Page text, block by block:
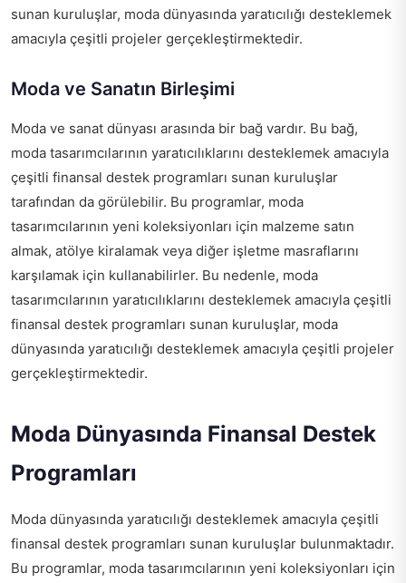
sunan kuruluşlar, moda dünyasında yaratıcılığı desteklemek
amacıyla çeşitli projeler gerçekleştirmektedir.
Moda ve Sanatın Birleşimi
Moda ve sanat dünyası arasında bir bağ vardır. Bu bağ,
moda tasarımcılarının yaratıcılıklarını desteklemek amacıyla
çeşitli finansal destek programları sunan kuruluşlar
tarafından da görülebilir. Bu programlar, moda
tasarımcılarının yeni koleksiyonları için malzeme satın
almak, atölye kiralamak veya diğer işletme masraflarını
karşılamak için kullanabilirler. Bu nedenle, moda
tasarımcılarının yaratıcılıklarını desteklemek amacıyla çeşitli
finansal destek programları sunan kuruluşlar, moda
dünyasında yaratıcılığı desteklemek amacıyla çeşitli projeler
gerçekleştirmektedir.
Moda Dünyasında Finansal Destek
Programları
Moda dünyasında yaratıcılığı desteklemek amacıyla çeşitli
finansal destek programları sunan kuruluşlar bulunmaktadır.
Bu programlar, moda tasarımcılarının yeni koleksiyonları için